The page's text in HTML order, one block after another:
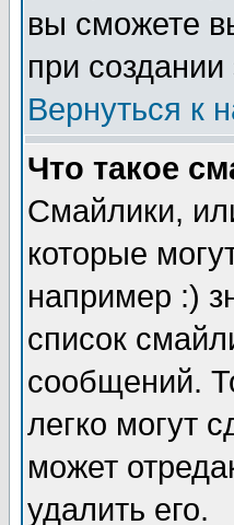
вы сможете
при
Вернуться к
Что такое
Смайлики,
которые
например :)
список
сообщений.
легко могут
может
удалить его.